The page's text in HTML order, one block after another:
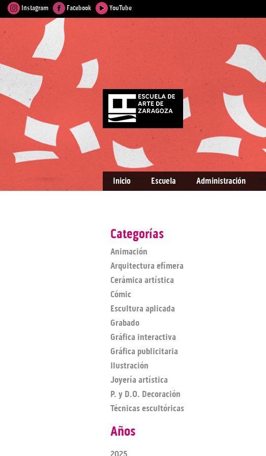
Instagram Facebook YouTube
Inicio Escuela Administración
Categorías
Animación
Arquitectura efímera
Cerámica artística
Cómic
Escultura aplicada
Grabado
Gráfica interactiva
Gráfica publicitaria
Ilustración
Joyería artística
P. y D.O. Decoración
Técnicas escultóricas
Años